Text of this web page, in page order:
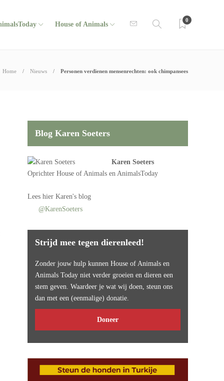
House of Animals
0
Home Nieuws Personen verdienen mensenrechten: ook chimpansees
Blog Karen Soeters
Karen Soeters
OprichterHouse of Animals en AnimalsToday
Leeshier Karen's blog
@KarenSoeters
Strijd mee tegen dierenleed!
Zonder jouw hulp kunnen House of Animals en
Animals Today niet verder groeien en dieren een
stem geven. Waardeer je wat wij doen, steun ons
dan met een (eenmalige) donatie.
Doneer